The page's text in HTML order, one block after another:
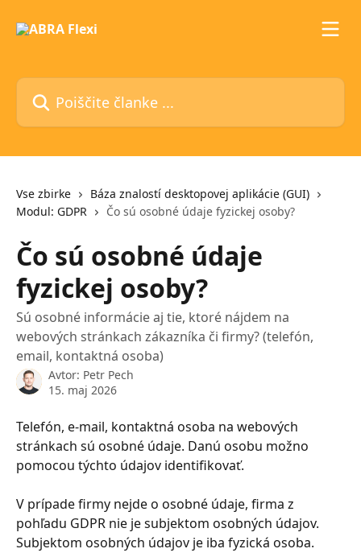
Poiščite članke ...
Vse zbirke
Báza znalostí desktopovej aplikácie (GUI)
Modul: GDPR
Čo sú osobné údaje fyzickej osoby?
Čo sú osobné údaje
fyzickej osoby?
Sú osobné informácie aj tie, ktoré nájdem na
webových stránkach zákazníka či firmy? (telefón,
email, kontaktná osoba)
Avtor: Petr Pech
15. maj 2026
Telefón, e-mail, kontaktná osoba na webových
stránkach sú osobné údaje. Danú osobu možno
pomocou týchto údajov identifikovať.
V prípade firmy nejde o osobné údaje, firma z
pohľadu GDPR nie je subjektom osobných údajov.
Subjektom osobných údajov je iba fyzická osoba.